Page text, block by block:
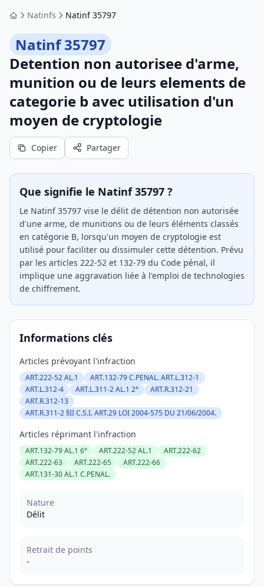
AccueilNatinfs Natinf 35797
Natinf 35797
Detention non autorisee d'arme,
munition ou de leurs elements de
categorie b avec utilisation d'un
moyen de cryptologie
Copier Partager
Que signifie le Natinf 35797 ?
Le Natinf 35797 vise le délit de détention non autorisée
d'une arme, de munitions ou de leurs éléments classés
en catégorie B, lorsqu'un moyen de cryptologie est
utilisé pour faciliter ou dissimuler cette détention. Prévu
par les articles 222-52 et 132-79 du Code pénal, il
implique une aggravation liée à l'emploi de technologies
de chiffrement.
Informations clés
Articles prévoyant l'infraction
ART.222-52 AL.1
ART.132-79 C.PENAL. ART.L.312-1
ART.L.312-4
ART.L.311-2 AL.1 2°
ART.R.312-21
ART.R.312-13
ART.R.311-2 §II C.S.I. ART.29 LOI 2004-575 DU 21/06/2004.
Articles réprimant l'infraction
ART.132-79 AL.1 6° ART.222-52 AL.1
ART.222-62
ART.222-63
ART.222-65
ART.222-66
ART.131-30 AL.1 C.PENAL.
Nature
Délit
Retrait de points
-